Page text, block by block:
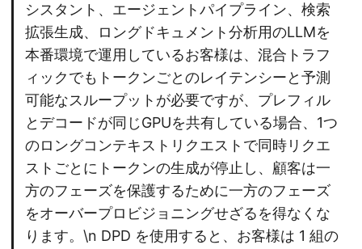
シスタント、エージェントパイプライン、検索
拡張生成、ロングドキュメント分析用のLLMを
本番環境で運用しているお客様は、混合トラフ
ィックでもトークンごとのレイテンシーと予測
可能なスループットが必要ですが、プレフィル
とデコードが同じGPUを共有している場合、1つ
のロングコンテキストリクエストで同時リクエ
ストごとにトークンの生成が停止し、顧客は一
方のフェーズを保護するために一方のフェーズ
をオーバープロビジョニングせざるを得なくな
ります。\n DPD を使用すると、お客様は 1 組の